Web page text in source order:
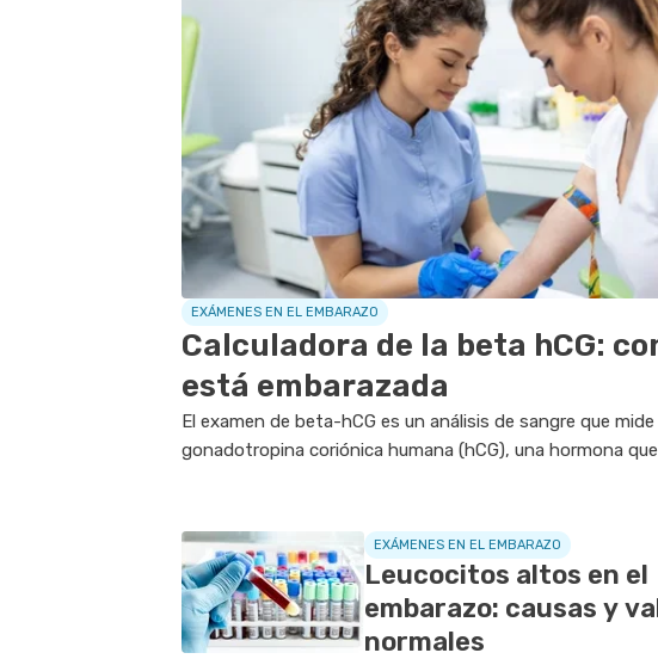
EXÁMENES EN EL EMBARAZO
Calculadora de la beta hCG:
está embarazada
El examen de beta-hCG es un análisis de sangre que
gonadotropina coriónica humana (hCG), una hormona
EXÁMENES EN EL EMBARAZO
Leucocitos altos en el
embarazo: causas y
normales